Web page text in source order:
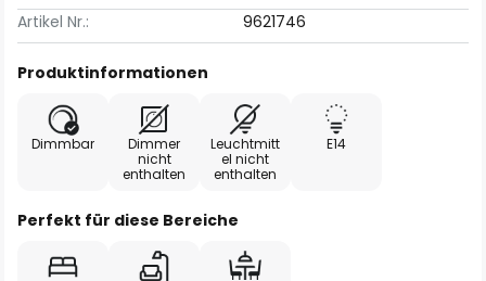
Artikel Nr.:
9621746
Produktinformationen
Dimmbar
Dimmer
nicht
enthalten
Leuchtmitt
el nicht
enthalten
E14
Perfekt für diese Bereiche